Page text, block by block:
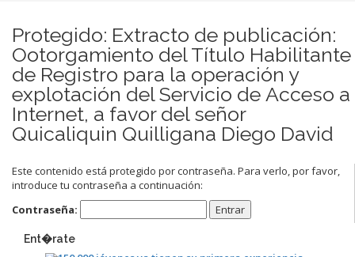
Protegido: Extracto de publicación:
Ootorgamiento del Título Habilitante
de Registro para la operación y
explotación del Servicio de Acceso a
Internet, a favor del señor
Quicaliquin Quilligana Diego David
Este contenido está protegido por contraseña. Para verlo, por favor,
introduce tu contraseña a continuación:
Contraseña:
Ent�rate